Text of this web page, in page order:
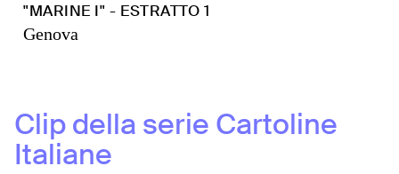
"MARINE I" - ESTRATTO 1
Genova
Clip della serie Cartoline
Italiane